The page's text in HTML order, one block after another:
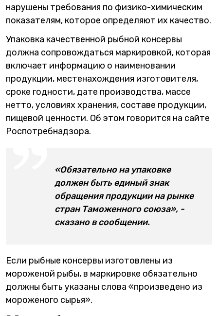
нарушены требования по физико-химическим
показателям, которое определяют их качество.
Упаковка качественной рыбной консервы
должна сопровождаться маркировкой, которая
включает информацию о наименовании
продукции, местенахождения изготовителя,
сроке годности, дате производства, массе
нетто, условиях хранения, составе продукции,
пищевой ценности. Об этом говорится на сайте
Роспотребнадзора.
«Обязательно на упаковке
должен быть единый знак
обращения продукции на рынке
стран Таможенного союза», -
сказано в сообщении.
Если рыбные консервы изготовлены из
мороженой рыбы, в маркировке обязательно
должны быть указаны слова «произведено из
мороженого сырья».